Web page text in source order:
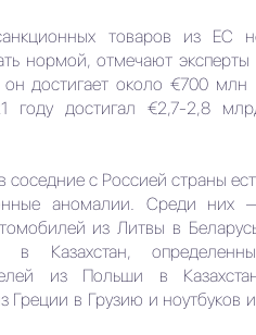
товаров из ЕС
нормой, отмечают эксперты
достигает около €700 млн
году достигал €2,7-2,8
соседние с Россией страны
аномалии. Среди них
из Литвы в
Казахстан,
из Польши в
Греции в Грузию и ноутбуков